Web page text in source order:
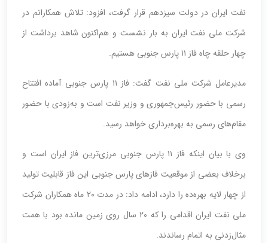
نفت ایران در دولت سیزدهم قرار گرفت، افزود: تلاش همکارانم در
شرکت ملی نفت ایران به بار نشست و هم‌اکنون شاهد برداشت از
چهار حلقه چاه فاز ۱۱ پارس جنوبی هستیم.
مدیرعامل شرکت ملی نفت گفت:‌ فاز ۱۱ پارس جنوبی آماده افتتاح
رسمی با حضور رئیس‌جمهوری و وزیر نفت است و به‌زودی با حضور
مقام‌های رسمی به بهره‌برداری خواهد رسید.
وی با بیان اینکه فاز ۱۱ پارس جنوبی مرزی‌ترین فاز ایران است و
برخلاف بعضی از موقعیت فازهای پارس جنوبی این فاز قابلیت تولید
از چهار لایه بهره‌ده را دارد، ادامه‌ داد: در مدت ۲۰ ماه همکاران شرکت
ملی نفت ایران اقدامی را که ۲۰ سال روی زمین مانده بود با همت
مثال‌زدنی به اتمام رساندند.